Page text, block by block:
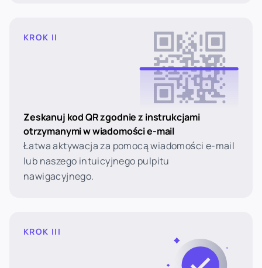
KROK II
Zeskanuj kod QR zgodnie z instrukcjami
otrzymanymi w wiadomości e-mail
Łatwa aktywacja za pomocą wiadomości e-mail
lub naszego intuicyjnego pulpitu
nawigacyjnego.
KROK III